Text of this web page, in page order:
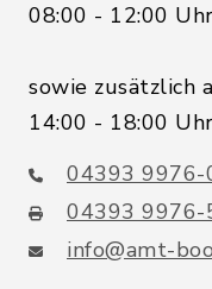
08:00 - 12:00 Uhr
sowie zusätzlich
14:00 - 18:00 Uhr
04393 9976-
04393 9976-
info@amt-